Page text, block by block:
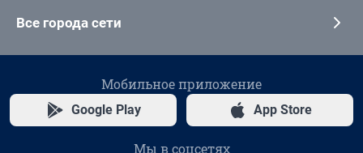
Все города сети
Мобильное приложение
Google Play App Store
Мы в соцсетях